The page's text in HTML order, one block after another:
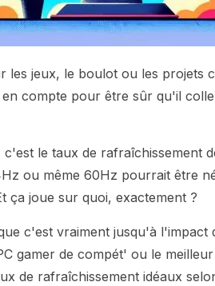
les jeux, le boulot ou les projets
compte pour être sûr qu'il
le taux de rafraîchissement
ou même 60Hz pourrait être
ça joue sur quoi, exactement ?
c'est vraiment jusqu'à
gamer de compét' ou le
de rafraîchissement idéaux